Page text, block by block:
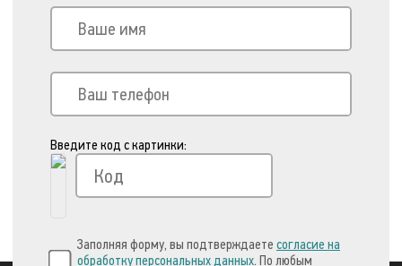
Введите код с картинки:
Заполняя форму, вы подтверждаете согласие на
обработку персональных данных. По любым